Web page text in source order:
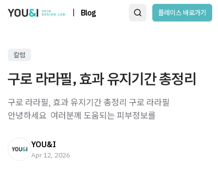
Blog 플레이스 바로가기
칼럼
구로 라라필, 효과 유지기간 총정리
구로 라라필, 효과 유지기간 총정리 구로 라라필
안녕하세요 ​ 여러분께 도움되는 피부정보를
YOU&I
Apr 12, 2026